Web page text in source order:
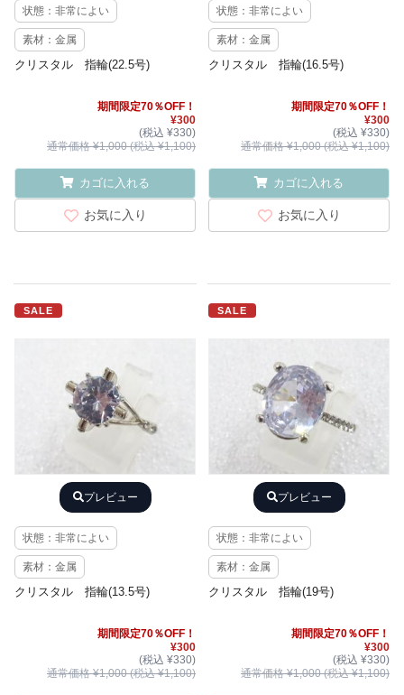
状態：非常によい
素材：金属
クリスタル 指輪(22.5号)
期間限定70％OFF！
¥300
(税込 ¥330)
通常価格 ¥1,000 (税込 ¥1,100)
カゴに入れる
お気に入り
状態：非常によい
素材：金属
クリスタル 指輪(16.5号)
期間限定70％OFF！
¥300
(税込 ¥330)
通常価格 ¥1,000 (税込 ¥1,100)
カゴに入れる
お気に入り
SALE
プレビュー
状態：非常によい
素材：金属
クリスタル 指輪(13.5号)
期間限定70％OFF！
¥300
(税込 ¥330)
通常価格 ¥1,000 (税込 ¥1,100)
SALE
プレビュー
状態：非常によい
素材：金属
クリスタル 指輪(19号)
期間限定70％OFF！
¥300
(税込 ¥330)
通常価格 ¥1,000 (税込 ¥1,100)